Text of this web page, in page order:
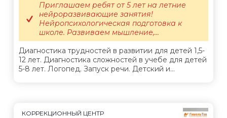
Диагностика трудностей в развитии для детей 1,5-
12 лет. Диагностика сложностей в учебе для детей
5-8 лет. Логопед. Запуск речи. Детский и...
Приглашаем ребят от 5 лет на летние
нейроразвивающие занятия!
Нейропсихологическая подготовка к
школе. Развиваем мышление,...
КОРРЕКЦИОННЫЙ ЦЕНТР